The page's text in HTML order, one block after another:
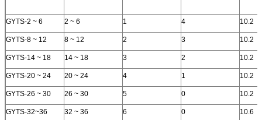
GYTS-2 ~ 6 2 ~ 6 1 4 10.2
GYTS-8 ~ 12 8 ~ 12 2 3 10.2
GYTS-14 ~ 18 14 ~ 18 3 2 10.2
GYTS-20 ~ 24 20 ~ 24 4 1 10.2
GYTS-26 ~ 30 26 ~ 30 5 0 10.2
GYTS-32~36 32 ~ 36 6 0 10.6